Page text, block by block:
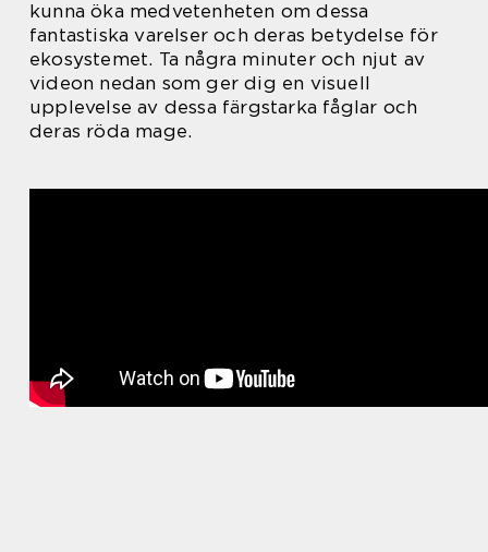
kunna öka medvetenheten om dessa
fantastiska varelser och deras betydelse för
ekosystemet. Ta några minuter och njut av
videon nedan som ger dig en visuell
upplevelse av dessa färgstarka fåglar och
deras röda mage.